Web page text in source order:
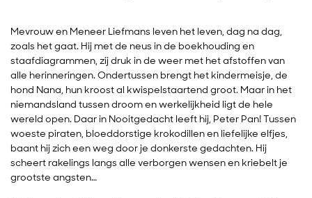
Mevrouw en Meneer Liefmans leven het leven, dag na dag,
zoals het gaat. Hij met de neus in de boekhouding en
staafdiagrammen, zij druk in de weer met het afstoffen van
alle herinneringen. Ondertussen brengt het kindermeisje, de
hond Nana, hun kroost al kwispelstaartend groot. Maar in het
niemandsland tussen droom en werkelijkheid ligt de hele
wereld open. Daar in Nooitgedacht leeft hij, Peter Pan! Tussen
woeste piraten, bloeddorstige krokodillen en liefelijke elfjes,
baant hij zich een weg door je donkerste gedachten. Hij
scheert rakelings langs alle verborgen wensen en kriebelt je
grootste angsten…